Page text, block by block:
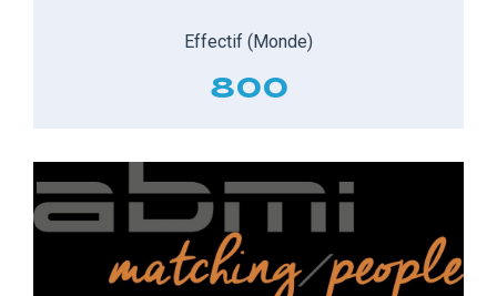
Effectif (Monde)
800